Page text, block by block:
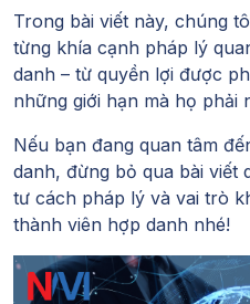
Trong bài viết này, chúng
từng khía cạnh pháp lý
danh – từ quyền lợi được
những giới hạn mà họ phải
Nếu bạn đang quan tâm
danh, đừng bỏ qua bài viết
tư cách pháp lý và vai trò
thành viên hợp danh nhé!